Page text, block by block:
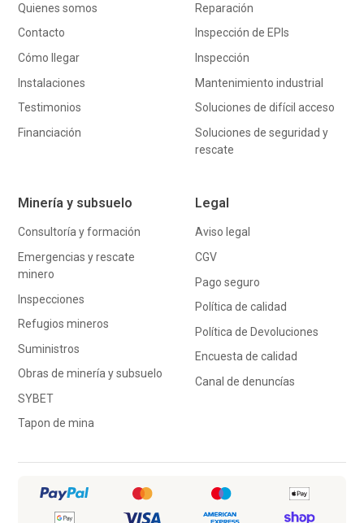
Quienes somos
Contacto
Cómo llegar
Instalaciones
Testimonios
Financiación
Reparación
Inspección de EPIs
Inspección
Mantenimiento industrial
Soluciones de difícil acceso
Soluciones de seguridad y
rescate
Minería y subsuelo
Consultoría y formación
Emergencias y rescate
minero
Inspecciones
Refugios mineros
Suministros
Obras de minería y subsuelo
SYBET
Tapon de mina
Legal
Aviso legal
CGV
Pago seguro
Política de calidad
Política de Devoluciones
Encuesta de calidad
Canal de denuncías